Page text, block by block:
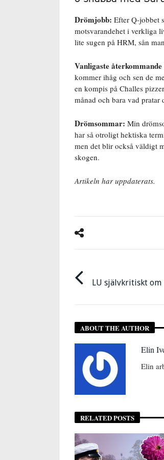
Drömjobb: Efter Q-jobbet
motsvarandehet i verkliga
lite sugen på HRM, sån
Vanligaste
kommer ihåg och sen de
en kompis på Challes
månad och bara vad pratar
Drömsommar: Min
har så otroligt hektiska
men det blir också väldigt
skogen.
Artikeln har uppdaterats.
LU självkritiskt om
ABOUT THE AUTHOR
Elin
Elin
RELATED POSTS